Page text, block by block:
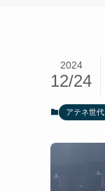
2024
12/24
アテネ世代